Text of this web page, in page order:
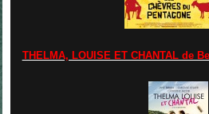
THELMA, LOUISE ET CHANTAL de